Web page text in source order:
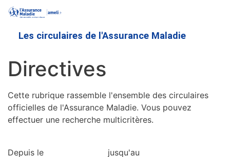
contenu
Les circulaires de l'Assurance Maladie
Directives
Cette rubrique rassemble l'ensemble des circulaires
officielles de l'Assurance Maladie. Vous pouvez
effectuer une recherche multicritères.
Depuis le jusqu'au